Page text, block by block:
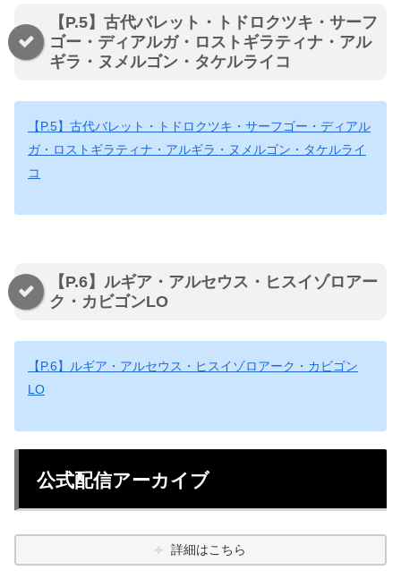
【P.5】古代バレット・トドロクツキ・サーフ
ゴー・ディアルガ・ロストギラティナ・アル
ギラ・ヌメルゴン・タケルライコ
【P.5】古代バレット・トドロクツキ・サーフゴー・ディアル
ガ・ロストギラティナ・アルギラ・ヌメルゴン・タケルライ
コ
【P.6】ルギア・アルセウス・ヒスイゾロアー
ク・カビゴンLO
【P.6】ルギア・アルセウス・ヒスイゾロアーク・カビゴン
LO
公式配信アーカイブ
詳細はこちら